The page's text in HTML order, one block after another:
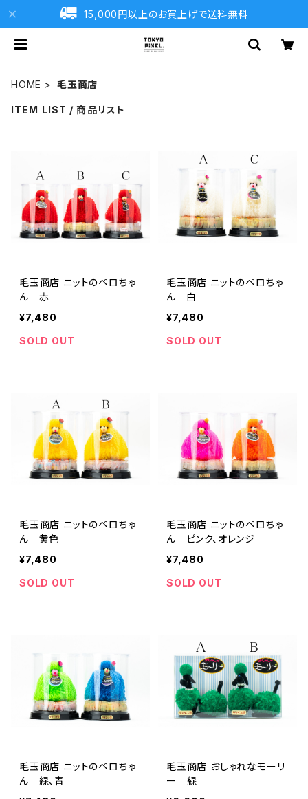
15,000円以上のお買上げで送料無料
HOME 毛玉商店
ITEM LIST / 商品リスト
毛玉商店 ニットのペロちゃ
ん 赤
¥7,480
SOLD OUT
毛玉商店 ニットのペロちゃ
ん 白
¥7,480
SOLD OUT
毛玉商店 ニットのペロちゃ
ん 黄色
¥7,480
SOLD OUT
毛玉商店 ニットのペロちゃ
ん ピンク、オレンジ
¥7,480
SOLD OUT
毛玉商店 ニットのペロちゃ
ん 緑、青
毛玉商店 おしゃれなモーリ
ー 緑